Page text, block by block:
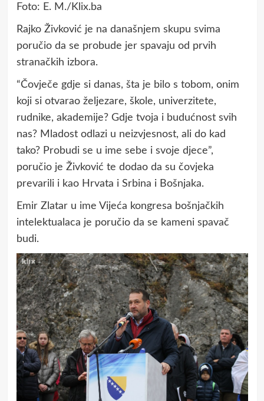
Foto: E. M./Klix.ba
Rajko Živković je na današnjem skupu svima
poručio da se probude jer spavaju od prvih
stranačkih izbora.
“Čovječe gdje si danas, šta je bilo s tobom, onim
koji si otvarao željezare, škole, univerzitete,
rudnike, akademije? Gdje tvoja i budućnost svih
nas? Mladost odlazi u neizvjesnost, ali do kad
tako? Probudi se u ime sebe i svoje djece”,
poručio je Živković te dodao da su čovjeka
prevarili i kao Hrvata i Srbina i Bošnjaka.
Emir Zlatar u ime Vijeća kongresa bošnjačkih
intelektualaca je poručio da se kameni spavač
budi.